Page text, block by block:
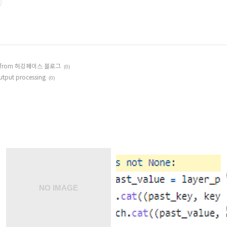
허깅페이스 블로그 (0)
processing (0)